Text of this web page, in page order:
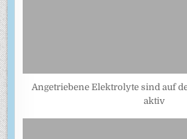
Angetriebene Elektrolyte sind auf
aktiv